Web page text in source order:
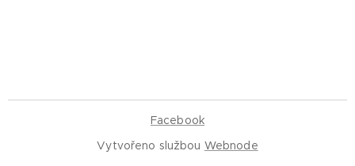
Facebook
Vytvořeno službou Webnode